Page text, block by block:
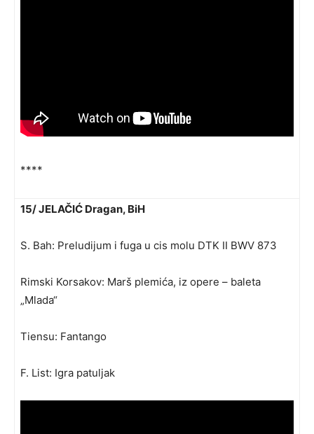
****
15/ JELAČIĆ Dragan, BiH
S. Bah: Preludijum i fuga u cis molu DTK II BWV 873
Rimski Korsakov: Marš plemića, iz opere – baleta
„Mlada“
Tiensu: Fantango
F. List: Igra patuljak